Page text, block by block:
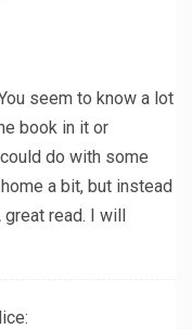
seem to know a lot
book in it or
do with some
a bit, but instead
read. I will